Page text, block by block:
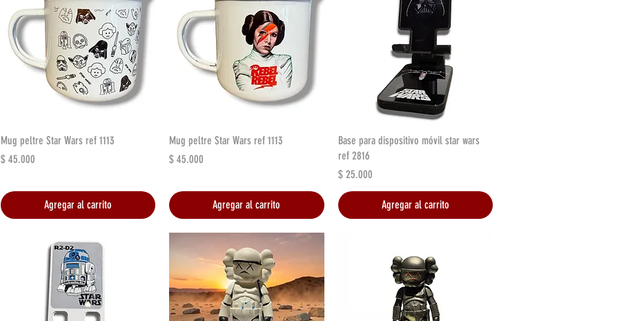
Vista rápida
Mug peltre Star Wars ref 1113
Precio
$ 45.000
Agregar al carrito
Vista rápida
Mug peltre Star Wars ref 1113
Precio
$ 45.000
Agregar al carrito
Vista rápida
Base para dispositivo móvil star wars
ref 2816
Precio
$ 25.000
Agregar al carrito